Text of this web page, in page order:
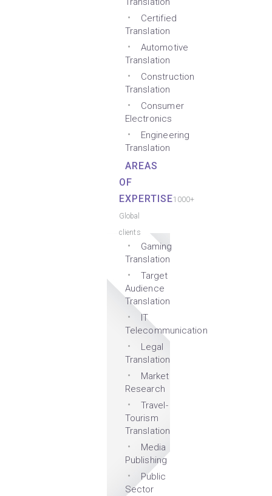
Certified
Translation
Automotive
Translation
Construction
Translation
Consumer
Electronics
Engineering
Translation
AREAS
OF
EXPERTISE1000+
Global
clients
Gaming
Translation
Target
Audience
Translation
IT
Telecommunication
Legal
Translation
Market
Research
Travel-
Tourism
Translation
Media
Publishing
Public
Sector